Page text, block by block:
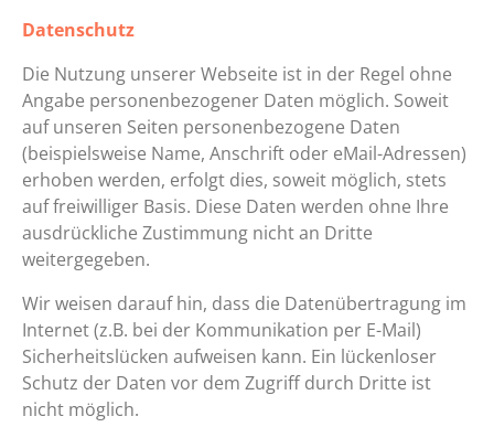
Datenschutz
Die Nutzung unserer Webseite ist in der Regel ohne
Angabe personenbezogener Daten möglich. Soweit
auf unseren Seiten personenbezogene Daten
(beispielsweise Name, Anschrift oder eMail-Adressen)
erhoben werden, erfolgt dies, soweit möglich, stets
auf freiwilliger Basis. Diese Daten werden ohne Ihre
ausdrückliche Zustimmung nicht an Dritte
weitergegeben.
Wir weisen darauf hin, dass die Datenübertragung im
Internet (z.B. bei der Kommunikation per E-Mail)
Sicherheitslücken aufweisen kann. Ein lückenloser
Schutz der Daten vor dem Zugriff durch Dritte ist
nicht möglich.